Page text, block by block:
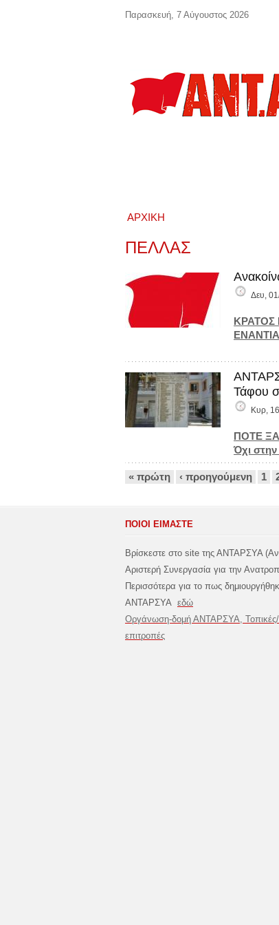
ΑΡΧΙΚΉ
ΠΕΛΛΑΣ
Δευ,
ΚΡΑΤΟΣ
Τάφου
Κυρ,
ΠΟΤΕ
Όχι
Σελίδες
« πρώτη ‹ προηγούμενη 1
Παρασκευή, 7 Αύγουστος 2026
ΠΟΙΟΙ ΕΙΜΑΣΤΕ
Βρίσκεστε στο site της ΑΝΤΑΡΣΥΑ
Αριστερή Συνεργασία για την
Περισσότερα για το πως
ΑΝΤΑΡΣΥΑ εδώ
Οργάνωση-δομή ΑΝΤΑΡΣΥΑ, Τοπικές/
επιτροπές